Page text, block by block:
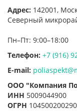
Адрес: 142001,
Северный
Пн–Пт: 9:00–18:00
Телефон: +7 (916)
E-mail:
ООО "Компания
ИНН 5009044900
ОГРН